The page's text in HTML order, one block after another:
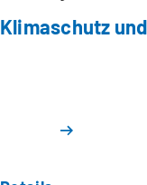
Klimaschutz